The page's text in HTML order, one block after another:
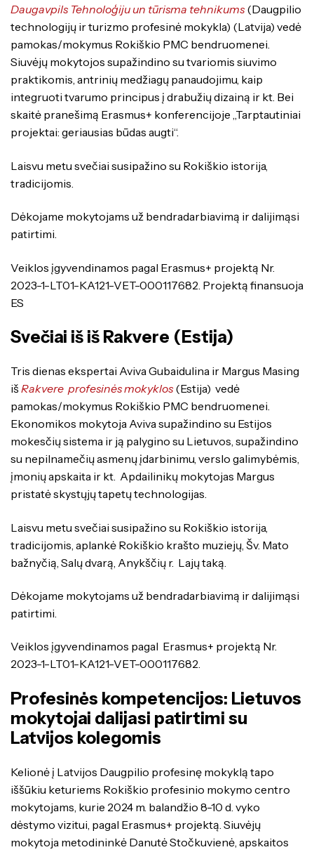
Daugavpils Tehnoloģiju un tūrisma tehnikums (Daugpilio
technologijų ir turizmo profesinė mokykla) (Latvija) vedė
pamokas/mokymus Rokiškio PMC bendruomenei.
Siuvėjų mokytojos supažindino su tvariomis siuvimo
praktikomis, antrinių medžiagų panaudojimu, kaip
integruoti tvarumo principus į drabužių dizainą ir kt. Bei
skaitė pranešimą Erasmus+ konferencijoje „Tarptautiniai
projektai: geriausias būdas augti“.
Laisvu metu svečiai susipažino su Rokiškio istorija,
tradicijomis.
Dėkojame mokytojams už bendradarbiavimą ir dalijimąsi
patirtimi.
Veiklos įgyvendinamos pagal Erasmus+ projektą Nr.
2023-1-LT01-KA121-VET-000117682. Projektą finansuoja
ES
Svečiai iš iš Rakvere (Estija)
Tris dienas ekspertai Aviva Gubaidulina ir Margus Masing
iš Rakvere profesinės mokyklos (Estija) vedė
pamokas/mokymus Rokiškio PMC bendruomenei.
Ekonomikos mokytoja Aviva supažindino su Estijos
mokesčių sistema ir ją palygino su Lietuvos, supažindino
su nepilnamečių asmenų įdarbinimu, verslo galimybėmis,
įmonių apskaita ir kt. Apdailinikų mokytojas Margus
pristatė skystųjų tapetų technologijas.
Laisvu metu svečiai susipažino su Rokiškio istorija,
tradicijomis, aplankė Rokiškio krašto muziejų, Šv. Mato
bažnyčią, Salų dvarą, Anykščių r. Lajų taką.
Dėkojame mokytojams už bendradarbiavimą ir dalijimąsi
patirtimi.
Veiklos įgyvendinamos pagal Erasmus+ projektą Nr.
2023-1-LT01-KA121-VET-000117682.
Profesinės kompetencijos: Lietuvos
mokytojai dalijasi patirtimi su
Latvijos kolegomis
Kelionė į Latvijos Daugpilio profesinę mokyklą tapo
iššūkiu keturiems Rokiškio profesinio mokymo centro
mokytojams, kurie 2024 m. balandžio 8-10 d. vyko
dėstymo vizitui, pagal Erasmus+ projektą. Siuvėjų
mokytoja metodininkė Danutė Stočkuvienė, apskaitos